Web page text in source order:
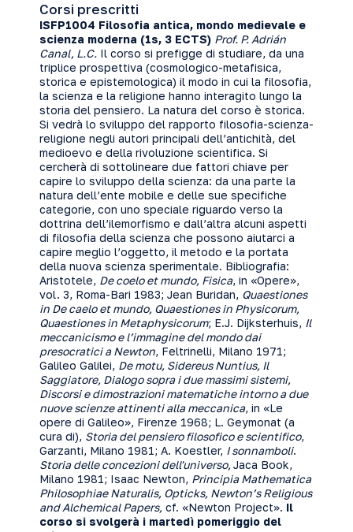
Corsi prescritti
ISFP1004 Filosofia antica, mondo medievale e
scienza moderna (1s, 3 ECTS) Prof. P. Adrián
Canal, L.C. Il corso si prefigge di studiare, da una
triplice prospettiva (cosmologico-metafisica,
storica e epistemologica) il modo in cui la filosofia,
la scienza e la religione hanno interagito lungo la
storia del pensiero. La natura del corso è storica.
Si vedrà lo sviluppo del rapporto filosofia-scienza-
religione negli autori principali dell’antichità, del
medioevo e della rivoluzione scientifica. Si
cercherà di sottolineare due fattori chiave per
capire lo sviluppo della scienza: da una parte la
natura dell’ente mobile e delle sue specifiche
categorie, con uno speciale riguardo verso la
dottrina dell’ilemorfismo e dall’altra alcuni aspetti
di filosofia della scienza che possono aiutarci a
capire meglio l’oggetto, il metodo e la portata
della nuova scienza sperimentale. Bibliografia:
Aristotele, De coelo et mundo, Fisica, in «Opere»,
vol. 3, Roma-Bari 1983; Jean Buridan, Quaestiones
in De caelo et mundo, Quaestiones in Physicorum,
Quaestiones in Metaphysicorum; E.J. Dijksterhuis, Il
meccanicismo e l’immagine del mondo dai
presocratici a Newton, Feltrinelli, Milano 1971;
Galileo Galilei, De motu, Sidereus Nuntius, Il
Saggiatore, Dialogo sopra i due massimi sistemi,
Discorsi e dimostrazioni matematiche intorno a due
nuove scienze attinenti alla meccanica, in «Le
opere di Galileo», Firenze 1968; L. Geymonat (a
cura di), Storia del pensiero filosofico e scientifico,
Garzanti, Milano 1981; A. Koestler, I sonnamboli.
Storia delle concezioni dell'universo,Jaca Book,
Milano 1981; Isaac Newton, Principia Mathematica
Philosophiae Naturalis, Opticks, Newton’s Religious
and Alchemical Papers, cf. «Newton Project». Il
corso si svolgerà i martedì pomeriggio del